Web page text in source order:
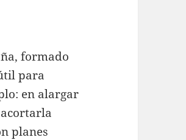
formado
para
en alargar
planes